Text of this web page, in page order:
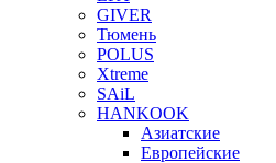
GIVER
Тюмень
POLUS
Xtreme
SAiL
HANKOOK
Азиатские
Европейские